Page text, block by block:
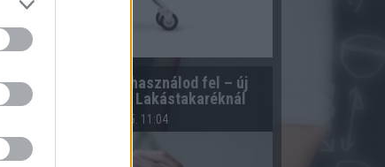
Te döntöd el, mikor használod fel – új
konstrukció az OTP Lakástakaréknál
2026.08.05. 11:04